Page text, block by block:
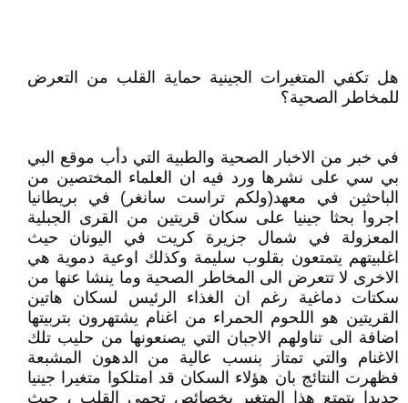
هل تكفي المتغيرات الجينية حماية القلب من التعرض
للمخاطر الصحية؟
في خبر من الاخبار الصحية والطبية التي دأب موقع البي
بي سي على نشرها ورد فيه ان العلماء المختصين من
الباحثين في معهد(ولكم تراست سانغر) في بريطانيا
اجروا بحثا جينيا على سكان قريتين من القرى الجبلية
المعزولة في شمال جزيرة كريت في اليونان حيث
اغلبيتهم يتمتعون بقلوب سليمة وكذلك اوعية دموية هي
الاخرى لا تتعرض الى المخاطر الصحية وما ينشا عنها من
سكتات دماغية رغم ان الغذاء الرئيس لسكان هاتين
القريتين هو اللحوم الحمراء من اغنام يشتهرون بتربيتها
اضافة الى تناولهم الاجبان التي يصنعونها من حليب تلك
الاغنام والتي تمتاز بنسب عالية من الدهون المشبعة
فظهرت النتائج بان هؤلاء السكان قد امتلكوا متغيرا جينيا
جديدا يتمتع هذا المتغير بخصائص تحمي القلب ، حيث